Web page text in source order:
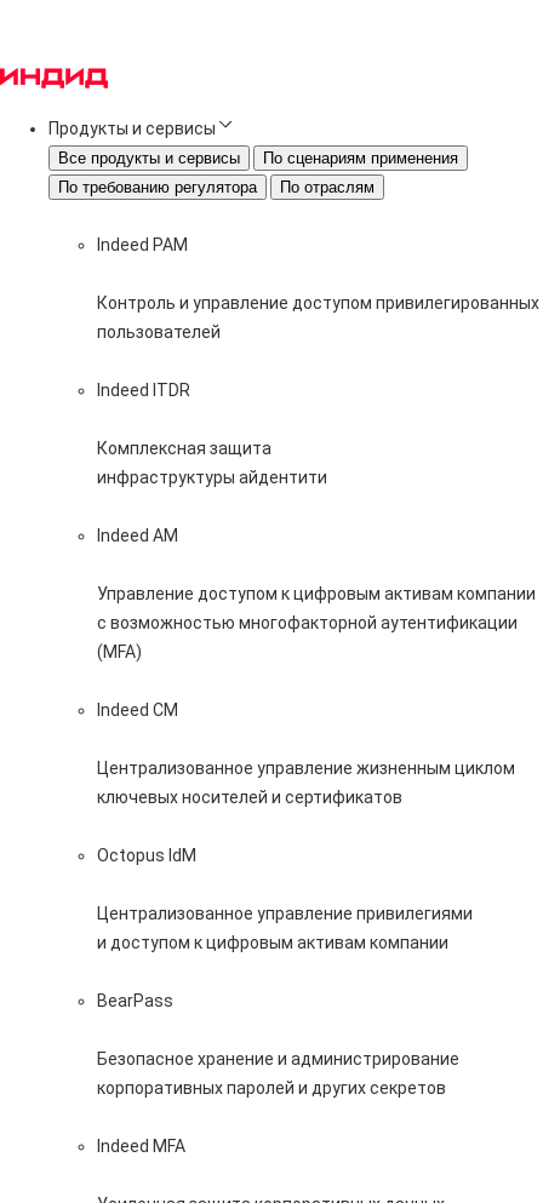
Продукты и сервисы
Все продукты и сервисы
По сценариям применения
По требованию регулятора
По отраслям
Indeed PAM
Контроль и управление доступом привилегированных
пользователей
Indeed ITDR
Комплексная защита
инфраструктуры айдентити
Indeed AM
Управление доступом к цифровым активам компании
с возможностью многофакторной аутентификации
(MFA)
Indeed CM
Централизованное управление жизненным циклом
ключевых носителей и сертификатов
Octopus IdM
Централизованное управление привилегиями
и доступом к цифровым активам компании
BearPass
Безопасное хранение и администрирование
корпоративных паролей и других секретов
Indeed MFA